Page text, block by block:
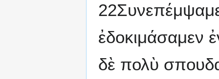
ἐδοκιμάσαμεν
δὲ πολὺ